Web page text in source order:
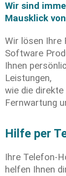
Wir sind
Mausklick
Wir lösen Ihre
Software
Ihnen
Leistungen,
wie die
Fernwartung
Hilfe per
Ihre Telefon-
helfen Ihnen